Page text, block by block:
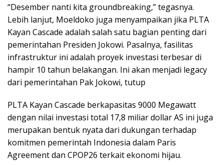
“Desember nanti kita groundbreaking,” tegasnya.
Lebih lanjut, Moeldoko juga menyampaikan jika PLTA
Kayan Cascade adalah salah satu bagian penting dari
pemerintahan Presiden Jokowi. Pasalnya, fasilitas
infrastruktur ini adalah proyek investasi terbesar di
hampir 10 tahun belakangan. Ini akan menjadi legacy
dari pemerintahan Pak Jokowi, tutup
PLTA Kayan Cascade berkapasitas 9000 Megawatt
dengan nilai investasi total 17,8 miliar dollar AS ini juga
merupakan bentuk nyata dari dukungan terhadap
komitmen pemerintah Indonesia dalam Paris
Agreement dan CPOP26 terkait ekonomi hijau.